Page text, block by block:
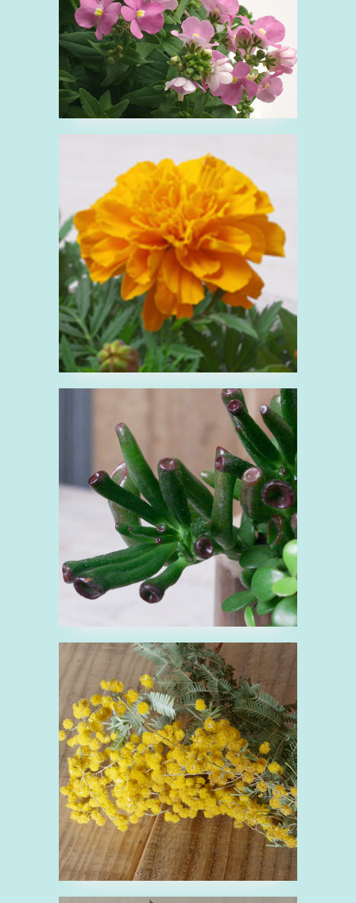
■マリーゴールド
オレンジ キク科 花 黄
■クラッスラ ゴーラ
ム
く
ベンケイソウ科 多肉植物 緑
■ミモザ
み
マメ科 花 黄